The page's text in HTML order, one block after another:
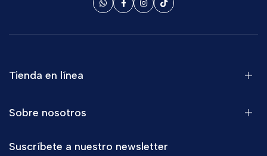
Tienda en línea
Sobre nosotros
Suscríbete a nuestro newsletter